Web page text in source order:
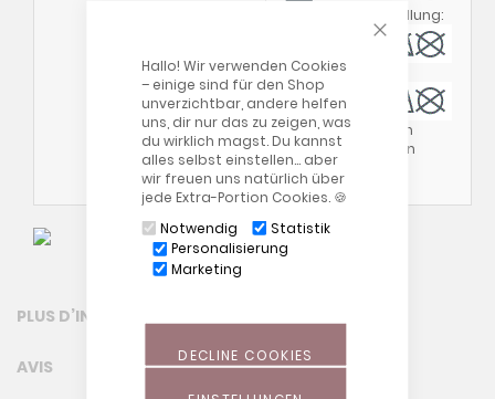
CLOSE
Hallo! Wir verwenden Cookies
– einige sind für den Shop
unverzichtbar, andere helfen
uns, dir nur das zu zeigen, was
du wirklich magst. Du kannst
alles selbst einstellen… aber
wir freuen uns natürlich über
jede Extra-Portion Cookies. 🍪
Notwendig
Statistik
Personalisierung
Marketing
DECLINE COOKIES
Kissen mit Dinkelfüllung:
Außenbezug:
Bitte beachte auch
unsere allgemeinen
Waschhinweise
PLUS D’INFORMATION
AVIS